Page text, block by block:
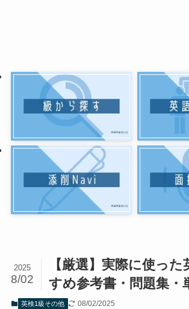
【厳選】実際に使っ
すめ参考書・問題集・
2025
8/02
英検1級その他 08/02/2025